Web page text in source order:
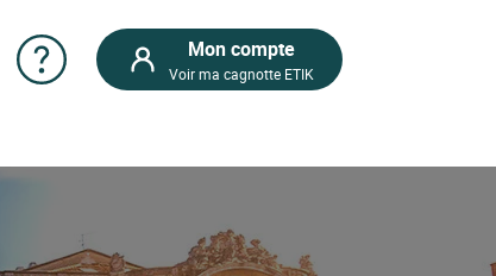
Mon compte
Voir ma cagnotte ETIK